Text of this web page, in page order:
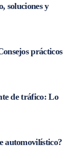
soluciones y
prácticos
de tráfico: Lo
automovilístico?